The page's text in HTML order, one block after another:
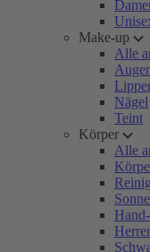
Make-up
Alle
Nägel
Teint
Körper
Alle